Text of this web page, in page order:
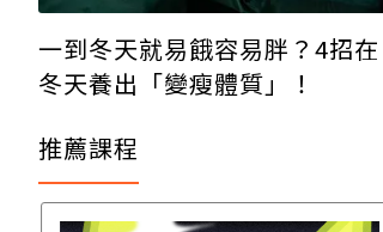
一到冬天就易餓容易胖？4招在
冬天養出「變瘦體質」！
推薦課程